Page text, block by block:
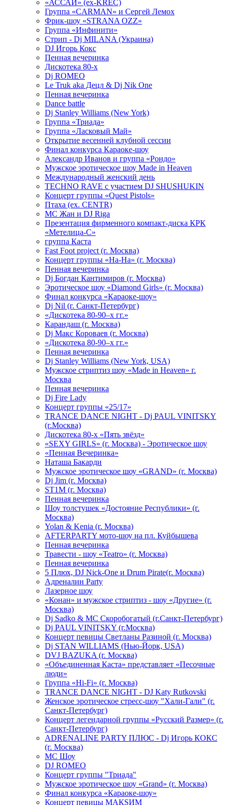
«АССАИ» (ex-KREC)
Группа «CARMAN» и Сергей Лемох
Фрик-шоу «STRANA OZZ»
Группа «Инфинити»
Стрип - Dj MILANA (Украина)
DJ Игорь Кокс
Пенная вечеринка
Дискотека 80-х
Dj ROMEO
Le Truk aka Децл & Dj Nik One
Пенная вечеринка
Dance battle
Dj Stanley Williams (New York)
Группа «Триада»
Группа «Ласковый Май»
Открытие весенней клубной сессии
Финал конкурса Караоке-шоу
Александр Иванов и группа «Рондо»
Мужское эротическое шоу Made in Heaven
Международный женский день
TECHNO RAVE с участием DJ SHUSHUKIN
Концерт группы «Quest Pistols»
Птаха (ex. CENTR)
МС Жан и DJ Riga
Презентация фирменного компакт-диска КРК
«Метелица-С»
группа Каста
Fast Foot project (г. Москва)
Концерт группы «На-На» (г. Москва)
Пенная вечеринка
Dj Богдан Кантимиров (г. Москва)
Эротическое шоу «Diamond Girls» (г. Москва)
Финал конкурса «Караоке-шоу»
Dj Nil (г. Санкт-Петербург)
«Дискотека 80-90–х гг.»
Карандаш (г. Москва)
Dj Макс Короваев (г. Москва)
«Дискотека 80-90–х гг.»
Пенная вечеринка
Dj Stanley Williams (New York, USA)
Мужское стриптиз шоу «Made in Heaven» г.
Москва
Пенная вечеринка
Dj Fire Lady
Концерт группы «25/17»
TRANCE DANCE NIGHT - Dj PAUL VINITSKY
(г.Москва)
Дискотека 80-х «Пять звёзд»
«SEXY GIRLS» (г. Москва) - Эротическое шоу
«Пенная Вечеринка»
Hаташа Бакарди
Мужское эротическое шоу «GRAND» (г. Москва)
Dj Jim (г. Москва)
ST1M (г. Москва)
Пенная вечеринка
Шоу толстушек «Достояние Республики» (г.
Москва)
Yolan & Kenia (г. Москва)
AFTERPARTY мото-шоу на пл. Куйбышева
Пенная вечеринка
Травести - шоу «Teatro» (г. Москва)
Пенная вечеринка
5 Плюх, DJ Nick-One и Drum Pirate(г. Москва)
Адреналин Party
Лазерное шоу
«Конан» и мужское стриптиз - шоу «Другие» (г.
Москва)
Dj Sadko & МС Скоробогатый (г.Санкт-Петербург)
Dj PAUL VINITSKY (г.Москва)
Концерт певицы Светланы Разиной (г. Москва)
Dj STAN WILLIAMS (Нью-Йорк, USA)
DVJ BAZUKA (г. Москва)
«Объединенная Каста» представляет «Песочные
люди»
Группа «Hi-Fi» (г. Москва)
TRANCE DANCE NIGHT - DJ Katy Rutkovski
Женское эротическое стресс-шоу "Хали-Гали" (г.
Санкт-Петербург)
Концерт легендарной группы «Русский Размер» (г.
Санкт-Петербург)
ADRENALINE PARTY ПЛЮС - Dj Игорь КОКС
(г. Москва)
MC Шоу
DJ ROMEO
Концерт группы "Триада"
Мужское эротическое шоу «Grand» (г. Москва)
Финал конкурса «Караоке-шоу»
Концерт певицы МАКSИМ